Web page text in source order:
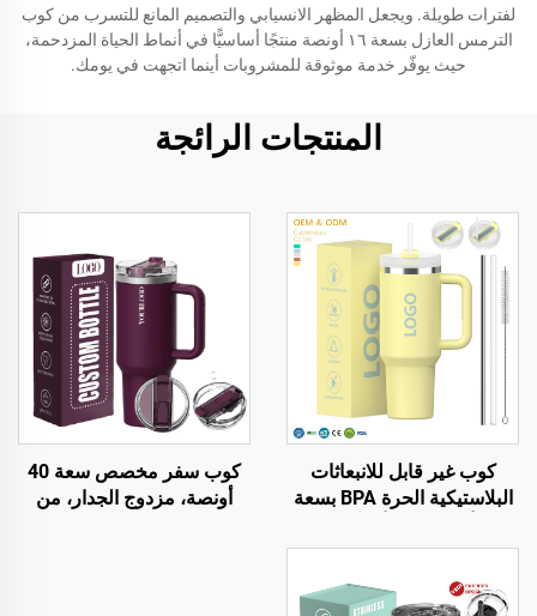
لفترات طويلة. ويجعل المظهر الانسيابي والتصميم المانع للتسرب من كوب
الترمس العازل بسعة ١٦ أونصة منتجًا أساسيًّا في أنماط الحياة المزدحمة،
حيث يوفّر خدمة موثوقة للمشروبات أينما اتجهت في يومك.
المنتجات الرائجة
كوب غير قابل للانبعاثات
البلاستيكية الحرة BPA بسعة
أونصة، مع مقبض وقشة
وغطاء بثلاثة مواضع للسفر،
كوب من الفولاذ المقاوم للصدأ
كوب سفر مخصص سعة 40
أونصة، مزدوج الجدار، من